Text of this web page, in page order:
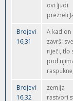
ovi ljudi
prezreli
Brojevi
16,31
A kad on
završi
riječi, tlo
pod
Brojevi
16,32
zemlja
rastvori